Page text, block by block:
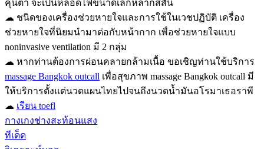
คุ้นตา จะเป็นหลอดไฟขนาดเล็กหลากสีสัน
☁ ชนิดของเครื่องช่วยหายใจและการใช้ในเวชปฏิบัติ เครื่อง
ช่วยหายใจที่นิยมนำมาต่อกับหน้ากาก เพื่อช่วยหายใจแบบ
noninvasive ventilation มี 2 กลุ่ม
☁ หากท่านต้องการผ่อนคลายกล้ามเนื้อ ขอเชิญท่านใช้บริการ
massage Bangkok outcall เพื่อสุขภาพ massage Bangkok outcall มี
ให้บริการตั้งแต่นวดแผนไทยไปจนถึงนวดน้ำมันอโรมาเธอราพี
☁ เรียน toefl
กางเกงช่างสะท้อนแสง
ทีเด็ด